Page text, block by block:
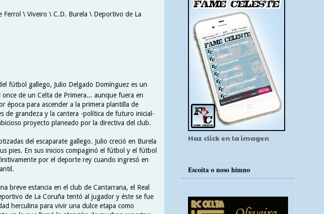
Ferrol \ Viveiro \ C.D. Burela \ Deportivo de La
fútbol gallego, Julio Delgado Domínguez es un
de un Celta de Primera... aunque fuera en
época para ascender a la primera plantilla de
de grandeza y la cantera -política de futuro inicial-
proyecto planeado por la directiva del club.
del escaparate gallego. Julio creció en Burela
pies. En sus inicios compaginó el fútbol y el fútbol
por el deporte rey cuando ingresó en
breve estancia en el club de Cantarrana, el Real
de La Coruña tentó al jugador y éste se fue
herculina para vivir una dulce etapa como
Haz click en la imagen
Escoita o noso himno